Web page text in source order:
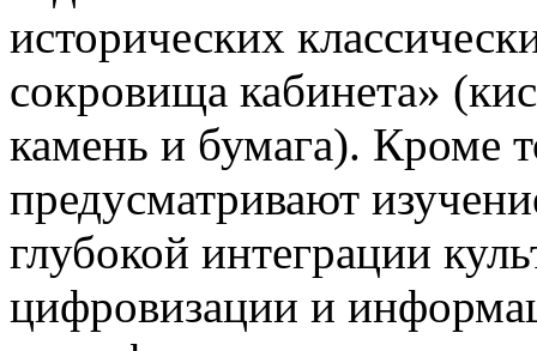
исторических
сокровища кабинета»
камень и бумага). Кроме
предусматривают
глубокой интеграции
цифровизации и